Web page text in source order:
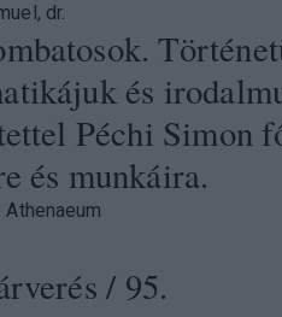
dr.
és
Péchi Simon
és munkáira.
Athenaeum
/ 95.